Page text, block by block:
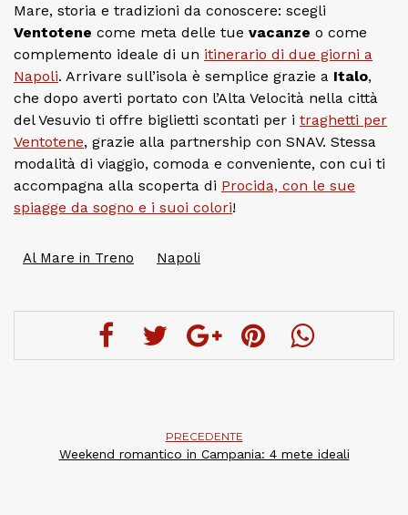
Mare, storia e tradizioni da conoscere: scegli
Ventotene come meta delle tue vacanze o come
complemento ideale di un itinerario di due giorni a
Napoli. Arrivare sull’isola è semplice grazie a Italo,
che dopo averti portato con l’Alta Velocità nella città
del Vesuvio ti offre biglietti scontati per i traghetti per
Ventotene, grazie alla partnership con SNAV. Stessa
modalità di viaggio, comoda e conveniente, con cui ti
accompagna alla scoperta di Procida, con le sue
spiagge da sogno e i suoi colori!
Al Mare in Treno Napoli
PRECEDENTE
Weekend romantico in Campania: 4 mete ideali